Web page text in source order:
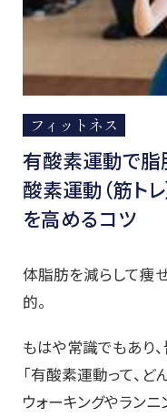
フィットネス
有酸素運動で脂
酸素運動（筋ト
を高めるコツ
体脂肪を減らして痩
的。
もはや常識でもあり、
「有酸素運動って、ど
ウォーキングやラン